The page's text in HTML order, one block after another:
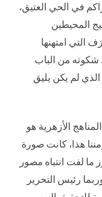
في الحي العتيق،
المحيطين
التي امتهنها
شكوته من الباب
لم يكن يليق
الأزهرية هو
هذا، كانت صورة
ما لفت انتباه مصور
رئيس التحرير